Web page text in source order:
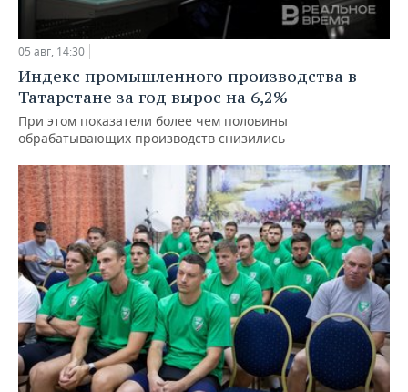
05 авг, 14:30
Индекс промышленного производства в
Татарстане за год вырос на 6,2%
При этом показатели более чем половины
обрабатывающих производств снизились